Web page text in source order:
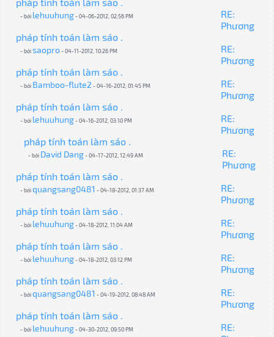
pháp tính toán làm sáo .
- bởi lehuuhung- 04-06-2012, 02:56 PM
RE:
Phương
pháp tính toán làm sáo .
- bởisaopro- 04-11-2012, 10:26 PM
RE:
Phương
pháp tính toán làm sáo .
- bởi Bamboo-flute2 - 04-16-2012, 01:45 PM
RE:
Phương
pháp tính toán làm sáo .
- bởi lehuuhung- 04-16-2012, 03:10 PM
RE:
Phương
pháp tính toán làm sáo .
- bởi David Dang- 04-17-2012, 12:49 AM
RE:
Phương
pháp tính toán làm sáo .
- bởiquangsang0481 - 04-18-2012, 01:37 AM
RE:
Phương
pháp tính toán làm sáo .
- bởi lehuuhung- 04-18-2012, 11:04 AM
RE:
Phương
pháp tính toán làm sáo .
- bởi lehuuhung- 04-18-2012, 03:12 PM
RE:
Phương
pháp tính toán làm sáo .
- bởiquangsang0481 - 04-19-2012, 08:48 AM
RE:
Phương
pháp tính toán làm sáo .
- bởi lehuuhung- 04-30-2012, 09:50 PM
RE: